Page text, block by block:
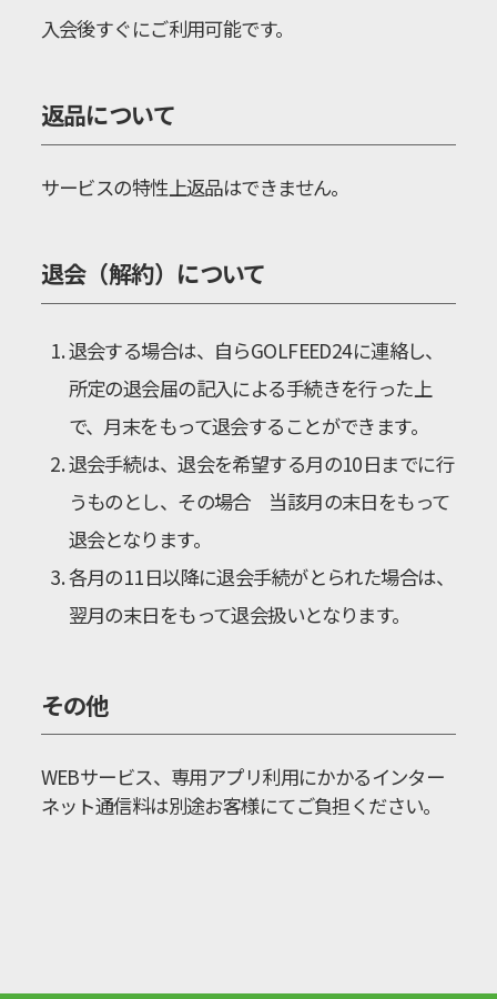
入会後すぐにご利用可能です。
返品について
サービスの特性上返品はできません。
退会（解約）について
退会する場合は、自らGOLFEED24に連絡し、
所定の退会届の記入による手続きを行った上
で、月末をもって退会することができます。
退会手続は、退会を希望する月の10日までに行
うものとし、その場合 当該月の末日をもって
退会となります。
各月の11日以降に退会手続がとられた場合は、
翌月の末日をもって退会扱いとなります。
その他
WEBサービス、専用アプリ利用にかかるインター
ネット通信料は別途お客様にてご負担ください。